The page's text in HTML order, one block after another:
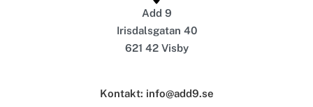
Add 9
Irisdalsgatan 40
621 42 Visby
Kontakt: info@add9.se